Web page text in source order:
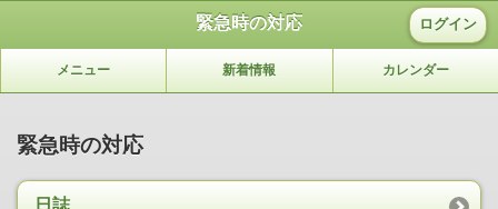
緊急時の対応 ログイン
メニュー 新着情報 カレンダー
緊急時の対応